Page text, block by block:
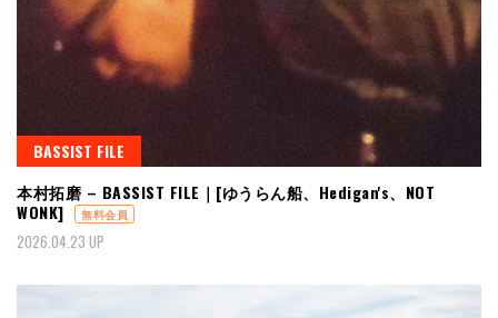
BASSIST FILE
本村拓磨 – BASSIST FILE｜[ゆうらん船、Hedigan's、NOT
WONK]
無料会員
2026.04.23 UP